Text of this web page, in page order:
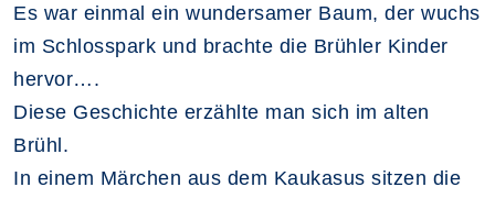
Es war einmal ein wundersamer Baum, der wuchs
im Schlosspark und brachte die Brühler Kinder
hervor….
Diese Geschichte erzählte man sich im alten
Brühl.
In einem Märchen aus dem Kaukasus sitzen die